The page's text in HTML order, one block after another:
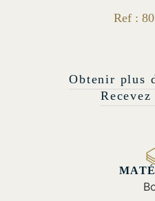
Ref :
Obtenir plus